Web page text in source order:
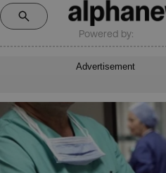
Powered by:
Advertisement